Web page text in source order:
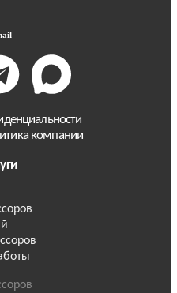
компании